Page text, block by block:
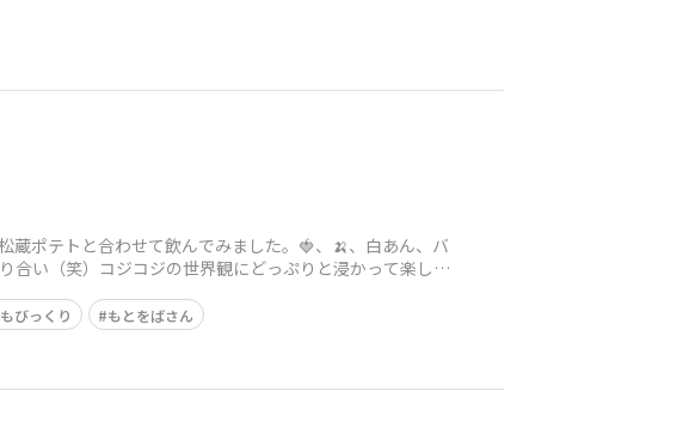
ポテトと合わせて飲んでみました。🍓、🍌、白あん、バ
合い（笑）コジコジの世界観にどっぷりと浸かって楽しみ
びっくり もとをばさん